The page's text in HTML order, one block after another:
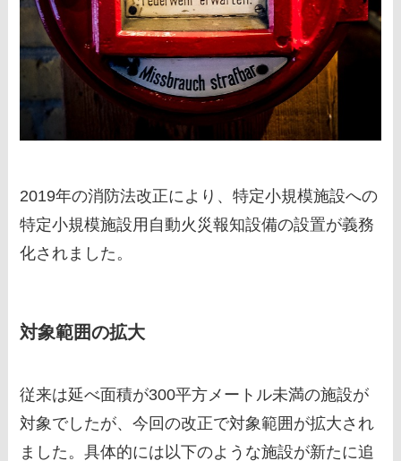
2019年の消防法改正により、特定小規模施設への
特定小規模施設用自動火災報知設備の設置が義務
化されました。
対象範囲の拡大
従来は延べ面積が300平方メートル未満の施設が
対象でしたが、今回の改正で対象範囲が拡大され
ました。具体的には以下のような施設が新たに追